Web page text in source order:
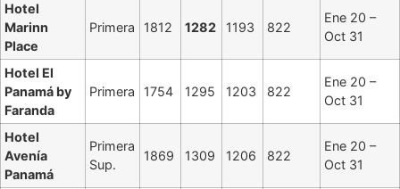
Hotel
Marinn
Place
Primera 1812 1282 1193 822
Ene 20 –
Oct 31
Hotel El
Panamá by
Faranda
Primera 1754 1295 1203 822
Ene 20 –
Oct 31
Hotel
Avenía
Panamá
Primera
Sup.
1869 1309 1206 822
Ene 20 –
Oct 31